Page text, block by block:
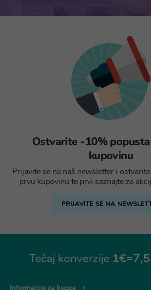
Ostvarite -10%
kupovinu
Prijavite se na naš newsletter i
prvu kupovinu te prvi saznajte za
PRIJAVITE SE NA
Tečaj konverzije
Informacije za kupce